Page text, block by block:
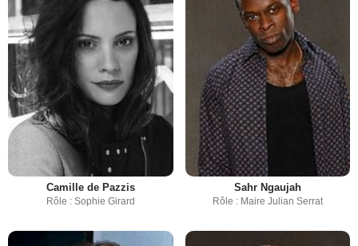
Camille de Pazzis
Rôle : Sophie Girard
Sahr Ngaujah
Rôle : Maire Julian Serrat